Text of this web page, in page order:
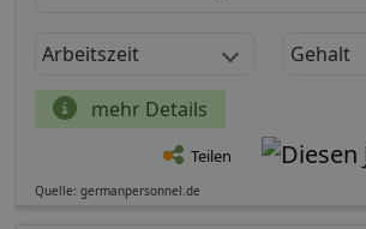
Arbeitszeit Gehalt
mehr Details
Teilen
Quelle: germanpersonnel.de